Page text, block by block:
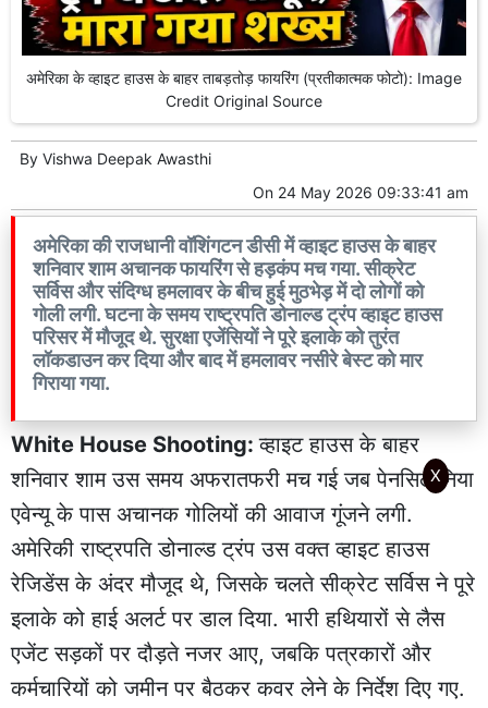
अमेरिका के व्हाइट हाउस के बाहर ताबड़तोड़ फायरिंग (प्रतीकात्मक फोटो): Image
Credit Original Source
By Vishwa Deepak Awasthi
On 24 May 2026 09:33:41 am
अमेरिका की राजधानी वॉशिंगटन डीसी में व्हाइट हाउस के बाहर
शनिवार शाम अचानक फायरिंग से हड़कंप मच गया. सीक्रेट
सर्विस और संदिग्ध हमलावर के बीच हुई मुठभेड़ में दो लोगों को
गोली लगी. घटना के समय राष्ट्रपति डोनाल्ड ट्रंप व्हाइट हाउस
परिसर में मौजूद थे. सुरक्षा एजेंसियों ने पूरे इलाके को तुरंत
लॉकडाउन कर दिया और बाद में हमलावर नसीरे बेस्ट को मार
गिराया गया.
White House Shooting:व्हाइट हाउस के बाहर
शनिवार शाम उस समय अफरातफरी मच गई जब पेनसिल्वेनिया
एवेन्यू के पास अचानक गोलियों की आवाज गूंजने लगी.
अमेरिकी राष्ट्रपति डोनाल्ड ट्रंप उस वक्त व्हाइट हाउस
रेजिडेंस के अंदर मौजूद थे, जिसके चलते सीक्रेट सर्विस ने पूरे
इलाके को हाई अलर्ट पर डाल दिया. भारी हथियारों से लैस
एजेंट सड़कों पर दौड़ते नजर आए, जबकि पत्रकारों और
कर्मचारियों को जमीन पर बैठकर कवर लेने के निर्देश दिए गए.
X